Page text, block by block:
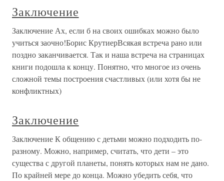
Заключение
Заключение Ах, если б на своих ошибках можно было
учиться заочно!Борис КрутиерВсякая встреча рано или
поздно заканчивается. Так и наша встреча на страницах
книги подошла к концу. Понятно, что многое из очень
сложной темы построения счастливых (или хотя бы не
конфликтных)
Заключение
Заключение К общению с детьми можно подходить по-
разному. Можно, например, считать, что дети – это
существа с другой планеты, понять которых нам не дано.
По крайней мере до конца. Можно убедить себя, что